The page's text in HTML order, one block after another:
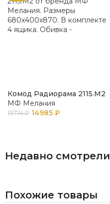
Комод Радиорама 2115.М2
МФ Мелания
15774₽ 14985 ₽
Недавно смотрели
Похожие товары